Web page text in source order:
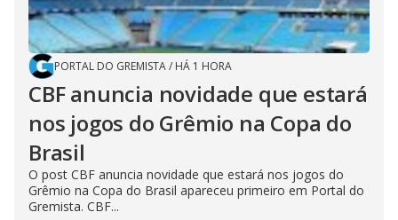
PORTAL DO GREMISTA/ HÁ 1 HORA
CBF anuncia novidade que estará
nos jogos do Grêmio na Copa do
Brasil
O post CBF anuncia novidade que estará nos jogos do
Grêmio na Copa do Brasil apareceu primeiro em Portal do
Gremista. CBF...